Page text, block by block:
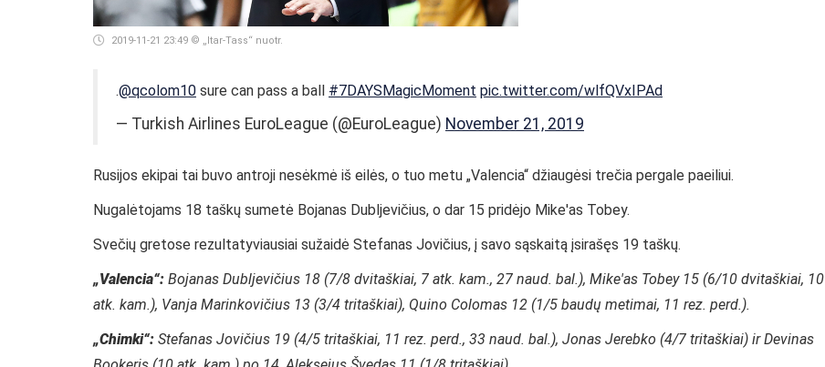
2019-11-21 23:49 © „Itar-Tass“ nuotr.
.@qcolom10 sure can pass a ball #7DAYSMagicMoment pic.twitter.com/wlfQVxIPAd
— Turkish Airlines EuroLeague (@EuroLeague) November 21, 2019
Rusijos ekipai tai buvo antroji nesėkmė iš eilės, o tuo metu „Valencia“ džiaugėsi trečia pergale paeiliui.
Nugalėtojams 18 taškų sumetė Bojanas Dubljevičius, o dar 15 pridėjo Mike'as Tobey.
Svečių gretose rezultatyviausiai sužaidė Stefanas Jovičius, į savo sąskaitą įsirašęs 19 taškų.
„Valencia“: Bojanas Dubljevičius 18 (7/8 dvitaškiai, 7 atk. kam., 27 naud. bal.), Mike'as Tobey 15 (6/10 dvitaškiai, 10
atk. kam.), Vanja Marinkovičius 13 (3/4 tritaškiai), Quino Colomas 12 (1/5 baudų metimai, 11 rez. perd.).
„Chimki“: Stefanas Jovičius 19 (4/5 tritaškiai, 11 rez. perd., 33 naud. bal.), Jonas Jerebko (4/7 tritaškiai) ir Devinas